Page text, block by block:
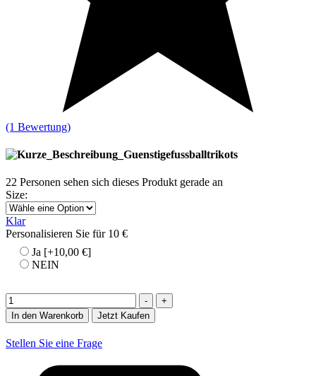
(1 Bewertung)
22 Personen sehen sich dieses Produkt gerade an
Size:
Klar
Personalisieren Sie für 10 €
Ja [+10,00 €]
NEIN
Menge -
+
In den Warenkorb
Jetzt Kaufen
Stellen Sie eine Frage